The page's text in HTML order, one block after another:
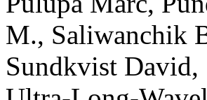
M., Saliwanchik
Sundkvist David,